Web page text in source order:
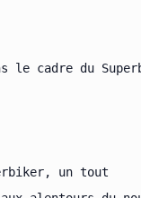
le cadre du
un tout